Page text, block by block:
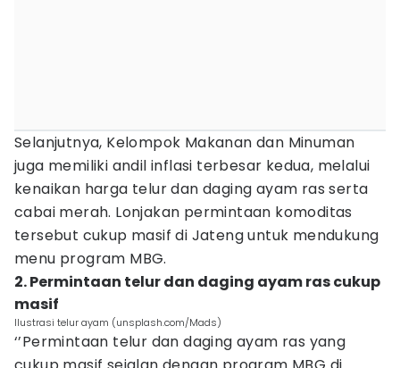
Selanjutnya, Kelompok Makanan dan Minuman
juga memiliki andil inflasi terbesar kedua, melalui
kenaikan harga telur dan daging ayam ras serta
cabai merah. Lonjakan permintaan komoditas
tersebut cukup masif di Jateng untuk mendukung
menu program MBG.
2. Permintaan telur dan daging ayam ras cukup
masif
Ilustrasi telur ayam (unsplash.com/Mads)
‘’Permintaan telur dan daging ayam ras yang